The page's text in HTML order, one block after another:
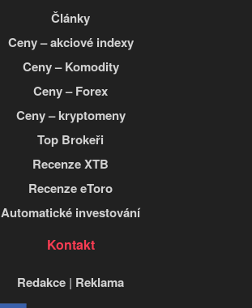
Články
Ceny – akciové indexy
Ceny – Komodity
Ceny – Forex
Ceny – kryptomeny
Top Brokeři
Recenze XTB
Recenze eToro
Automatické investování
Kontakt
Redakce | Reklama